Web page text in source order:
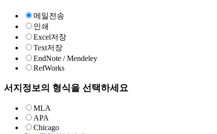
메일전송
인쇄
Excel저장
Text저장
EndNote / Mendeley
RefWorks
서지정보의 형식을 선택하세요
MLA
APA
Chicago